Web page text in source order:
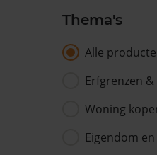
Thema's
Alle
Erfgrenzen
Woning
Eigendom